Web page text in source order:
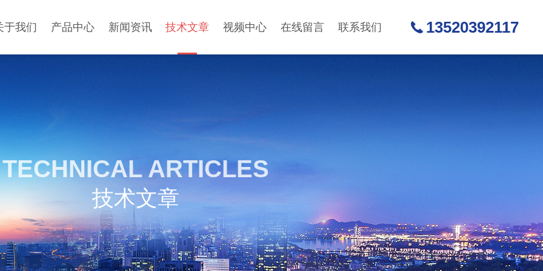
于我们 产品中心 新闻资讯 技术文章 视频中心 在线留言 联系我们 13520392117
TECHNICAL ARTICLES
技术文章